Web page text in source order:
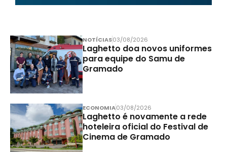
NOTÍCIAS03/08/2026
Laghetto doa novos uniformes
para equipe do Samu de
Gramado
ECONOMIA03/08/2026
Laghetto é novamente a rede
hoteleira oficial do Festival de
Cinema de Gramado